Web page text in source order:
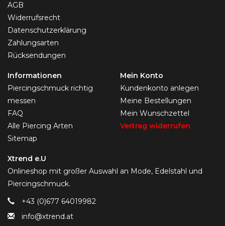
AGB
Widerrufsrecht
Datenschutzerklärung
Zahlungsarten
Rücksendungen
Informationen
Piercingschmuck richtig
messen
FAQ
Alle Piercing Arten
Sitemap
Mein Konto
Kundenkonto anlegen
Meine Bestellungen
Mein Wunschzettel
Vertrag widerrufen
Xtrend e.U
Onlineshop mit großer Auswahl an Mode, Edelstahl und
Piercingschmuck.
+43 (0)677 64019982
info@xtrend.at